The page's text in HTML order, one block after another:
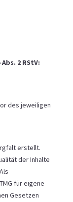
2 RStV:
des jeweiligen
erstellt.
der Inhalte
für eigene
Gesetzen